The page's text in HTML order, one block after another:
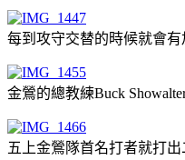
每到攻守交替的時候就會
金鶯的總教練Buck
五上金鶯隊首名打者就打